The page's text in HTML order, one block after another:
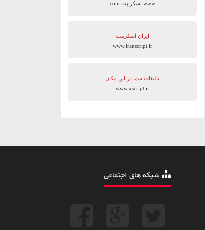
www.اسکریپت.com
ایران اسکریپت
www.iranscript.ir
تبلیغات شما در این مکان
www.xscript.ir
شبکه های اجتماعی